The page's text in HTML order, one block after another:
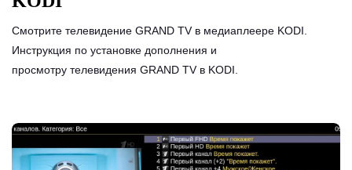
Смотрите телевидение GRAND TV в медиаплеере KODI.
Инструкция по установке дополнения и
просмотру телевидения GRAND TV в KODI.